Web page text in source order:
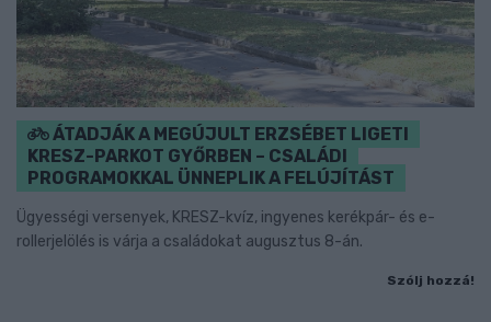
ÁTADJÁK A MEGÚJULT ERZSÉBET LIGETI
KRESZ-PARKOT GYŐRBEN – CSALÁDI
PROGRAMOKKAL ÜNNEPLIK A FELÚJÍTÁST
Ügyességi versenyek, KRESZ-kvíz, ingyenes kerékpár- és e-
rollerjelölés is várja a családokat augusztus 8-án.
Szólj hozzá!